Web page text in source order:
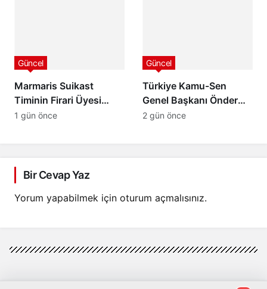
Marmaris Suikast
Timinin Firari Üyesi
Burkay Karatepe
Güncel
1 gün önce
Türkiye Kamu-Sen
Genel Başkanı Önder
Kahveci, Mustafa
Güncel
2 gün önce
Bir Cevap Yaz
Yorum yapabilmek için oturum açmalısınız.